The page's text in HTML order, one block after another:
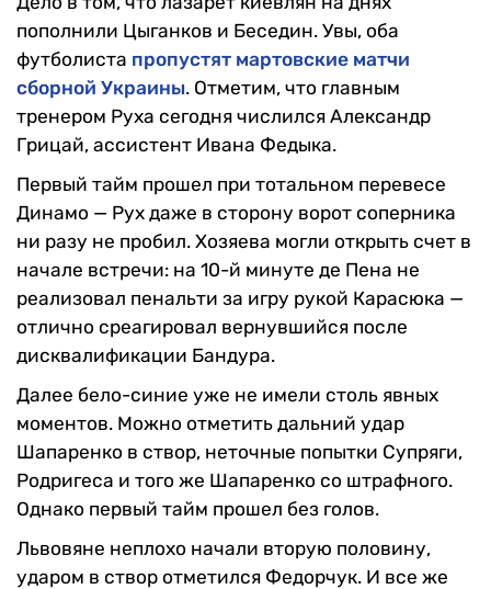
пополнили Цыганков и Беседин. Увы, оба
футболиста пропустят мартовские матчи
сборной Украины. Отметим, что главным
тренером Руха сегодня числился Александр
Грицай, ассистент Ивана Федыка.
Первый тайм прошел при тотальном перевесе
Динамо — Рух даже в сторону ворот соперника
ни разу не пробил. Хозяева могли открыть счет в
начале встречи: на 10-й минуте де Пена не
реализовал пенальти за игру рукой Карасюка —
отлично среагировал вернувшийся после
дисквалификации Бандура.
Далее бело-синие уже не имели столь явных
моментов. Можно отметить дальний удар
Шапаренко в створ, неточные попытки Супряги,
Родригеса и того же Шапаренко со штрафного.
Однако первый тайм прошел без голов.
Львовяне неплохо начали вторую половину,
ударом в створ отметился Федорчук. И все же